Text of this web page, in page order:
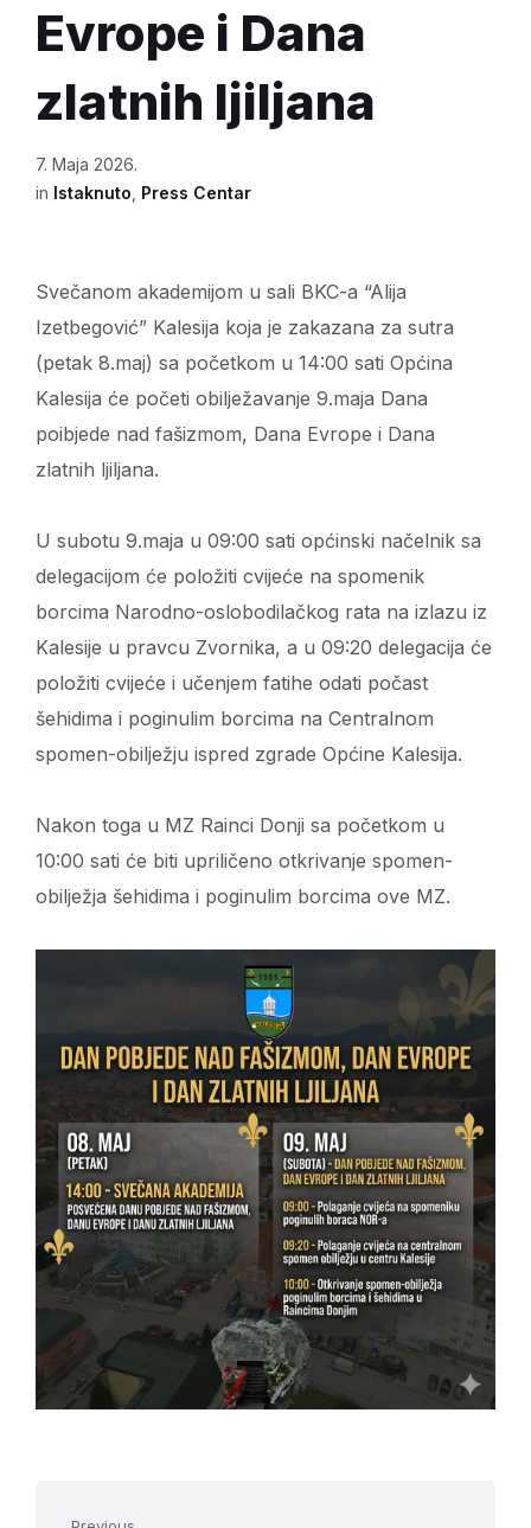
Evrope i Dana
zlatnih ljiljana
7. Maja 2026.
in Istaknuto Press Centar
Svečanom akademijom u sali BKC-a “Alija
Izetbegović” Kalesija koja je zakazana za sutra
(petak 8.maj) sa početkom u 14:00 sati Općina
Kalesija će početi obilježavanje 9.maja Dana
poibjede nad fašizmom, Dana Evrope i Dana
zlatnih ljiljana.
U subotu 9.maja u 09:00 sati općinski načelnik sa
delegacijom će položiti cvijeće na spomenik
borcima Narodno-oslobodilačkog rata na izlazu iz
Kalesije u pravcu Zvornika, a u 09:20 delegacija će
položiti cvijeće i učenjem fatihe odati počast
šehidima i poginulim borcima na Centralnom
spomen-obilježju ispred zgrade Općine Kalesija.
Nakon toga u MZ Rainci Donji sa početkom u
10:00 sati će biti upriličeno otkrivanje spomen-
obilježja šehidima i poginulim borcima ove MZ.